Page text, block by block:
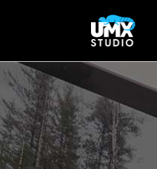
content